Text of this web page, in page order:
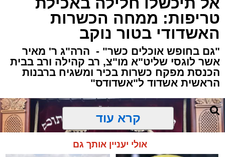
טריפות: ממחה הכשרות
האשדודי בטור נוקב
"גם בחופש אוכלים כשר" - הרה"ג ר' מאיר
אשר לוגסי שליט"א מו"צ, רב קהילה ורב בבית
הכנסת מפקח כשרות בכיר ומשגיח ברבנות
הראשית אשדוד ל"אשדודס"
קרא עוד
אולי יעניין אותך גם